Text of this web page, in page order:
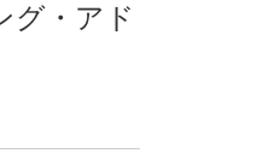
グ・アド